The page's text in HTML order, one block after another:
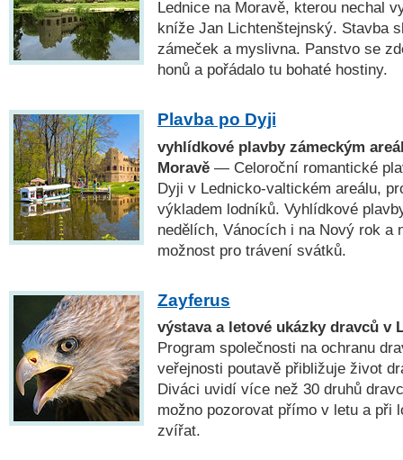
Lednice na Moravě, kterou nechal
kníže Jan Lichtenštejnský. Stavba
zámeček a myslivna. Panstvo se
honů a pořádalo tu bohaté hostiny.
Plavba po Dyji
vyhlídkové plavby zámeckým
Moravě — Celoroční romantické
Dyji v Lednicko-valtickém areálu,
výkladem lodníků. Vyhlídkové
nedělích, Vánocích i na Nový rok a
možnost pro trávení svátků.
Zayferus
výstava a letové ukázky dravců v
Program společnosti na ochranu
veřejnosti poutavě přibližuje život
Diváci uvidí více než 30 druhů
možno pozorovat přímo v letu a při
zvířat.